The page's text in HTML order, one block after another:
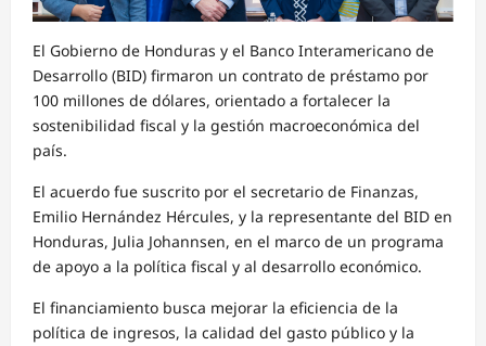
El Gobierno de Honduras y el Banco Interamericano de
Desarrollo (BID) firmaron un contrato de préstamo por
100 millones de dólares, orientado a fortalecer la
sostenibilidad fiscal y la gestión macroeconómica del
país.
El acuerdo fue suscrito por el secretario de Finanzas,
Emilio Hernández Hércules, y la representante del BID en
Honduras, Julia Johannsen, en el marco de un programa
de apoyo a la política fiscal y al desarrollo económico.
El financiamiento busca mejorar la eficiencia de la
política de ingresos, la calidad del gasto público y la